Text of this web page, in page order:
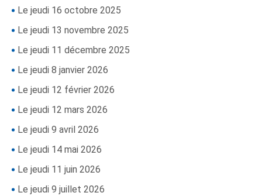
Le jeudi 16 octobre 2025
Le jeudi 13 novembre 2025
Le jeudi 11 décembre 2025
Le jeudi 8 janvier 2026
Le jeudi 12 février 2026
Le jeudi 12 mars 2026
Le jeudi 9 avril 2026
Le jeudi 14 mai 2026
Le jeudi 11 juin 2026
Le jeudi 9 juillet 2026